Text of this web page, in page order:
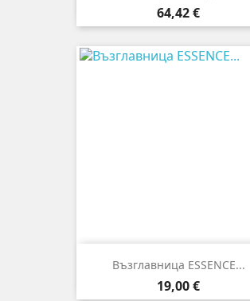
Цена
64,42 €
Възглавница ESSENCE...
Цена
19,00 €